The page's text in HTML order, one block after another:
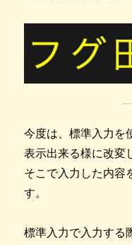
今度は、標準入力を
表示出来る様に改変
そこで入力した内容
す。
標準入力で入力する